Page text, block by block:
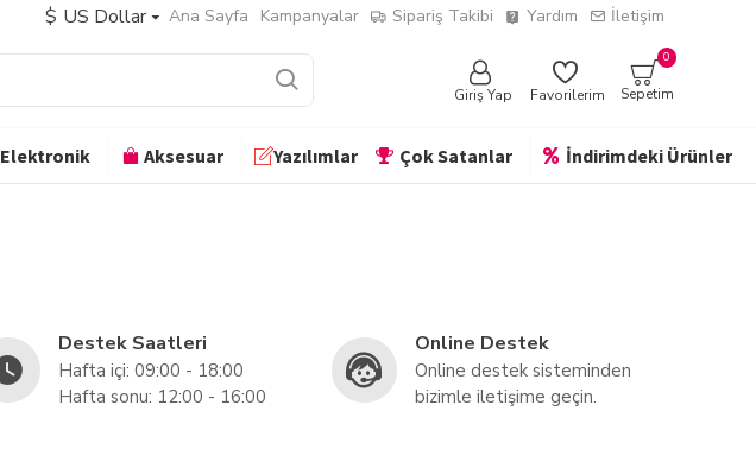
$ US Dollar Ana Sayfa Kampanyalar Sipariş Takibi Yardım İletişim
Giriş Yap Favorilerim Sepetim
0
Elektronik Aksesuar Yazılımlar Çok Satanlar İndirimdeki Ürünler
Destek Saatleri
Hafta içi: 09:00 - 18:00
Hafta sonu: 12:00 - 16:00
Online Destek
Online destek sisteminden
bizimle iletişime geçin.